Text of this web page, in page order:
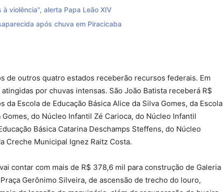
violência", alerta Papa Leão XIV
após chuva em Piracicaba
de outros quatro estados receberão recursos federais. Em
por chuvas intensas. São João Batista receberá R$
da Escola de Educação Básica Alice da Silva Gomes, da Escola
do Núcleo Infantil Zé Carioca, do Núcleo Infantil
Básica Catarina Deschamps Steffens, do Núcleo
Creche Municipal Ignez Raitz Costa.
contar com mais de R$ 378,6 mil para construção de Galeria
Gerônimo Silveira, de ascensão de trecho do louro,